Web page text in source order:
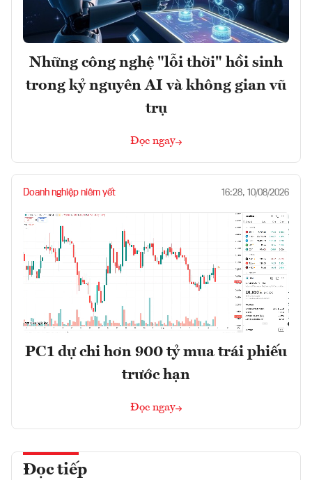
Những công nghệ "lỗi thời" hồi sinh
trong kỷ nguyên AI và không gian vũ
trụ
Đọc ngay
Doanh nghiệp niêm yết 16:28, 10/08/2026
PC1 dự chi hơn 900 tỷ mua trái phiếu
trước hạn
Đọc ngay
Đọc tiếp